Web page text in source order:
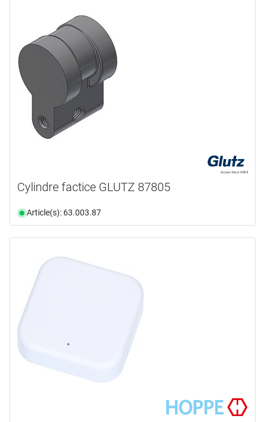
Cylindre factice GLUTZ 87805
Article(s): 63.003.87